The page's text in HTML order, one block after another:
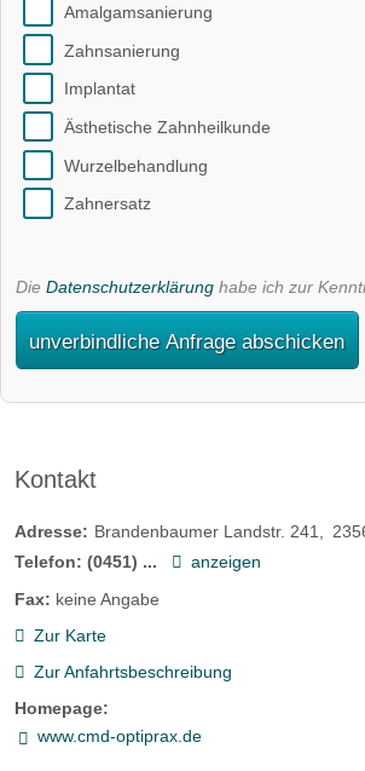
Amalgamsanierung
Zahnsanierung
Implantat
Ästhetische Zahnheilkunde
Wurzelbehandlung
Zahnersatz
Die Datenschutzerklärung habe ich zur
unverbindliche Anfrage abschicken
Kontakt
Adresse: Brandenbaumer Landstr. 241
Telefon: (0451) ...
anzeigen
Fax: keine Angabe
Zur Karte
Zur Anfahrtsbeschreibung
Homepage:
www.cmd-optiprax.de